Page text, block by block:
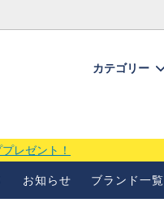
カテゴリー
レゼント！
お知らせ ブランド一覧